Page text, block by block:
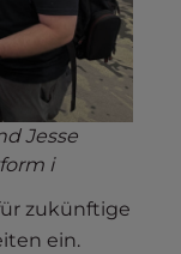
Jesse
i
zukünftige
ein.